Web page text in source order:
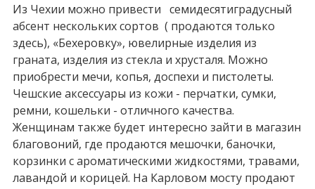
Из Чехии можно привести семидесятиградусный
абсент нескольких сортов ( продаются только
здесь), «Бехеровку», ювелирные изделия из
граната, изделия из стекла и хрусталя. Можно
приобрести мечи, копья, доспехи и пистолеты.
Чешские аксессуары из кожи - перчатки, сумки,
ремни, кошельки - отличного качества.
Женщинам также будет интересно зайти в магазин
благовоний, где продаются мешочки, баночки,
корзинки с ароматическими жидкостями, травами,
лавандой и корицей. На Карловом мосту продают